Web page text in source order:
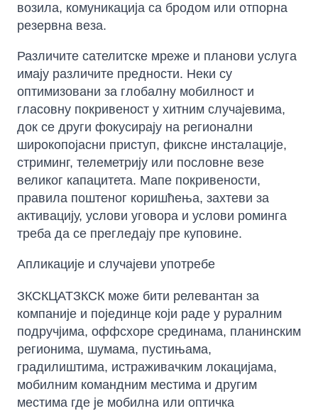
возила, комуникација са бродом или отпорна
резервна веза.
Различите сателитске мреже и планови услуга
имају различите предности. Неки су
оптимизовани за глобалну мобилност и
гласовну покривеност у хитним случајевима,
док се други фокусирају на регионални
широкопојасни приступ, фиксне инсталације,
стриминг, телеметрију или пословне везе
великог капацитета. Мапе покривености,
правила поштеног коришћења, захтеви за
активацију, услови уговора и услови роминга
треба да се прегледају пре куповине.
Апликације и случајеви употребе
ЗКСКЦАТЗКСК може бити релевантан за
компаније и појединце који раде у руралним
подручјима, оффсхоре срединама, планинским
регионима, шумама, пустињама,
градилиштима, истраживачким локацијама,
мобилним командним местима и другим
местима где је мобилна или оптичка